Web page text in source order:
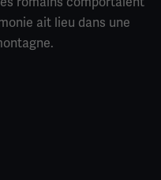
ait lieu dans une